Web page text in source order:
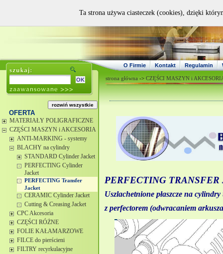
O Firmie Kontakt Regulamin
OFERTA
MATERIAŁY POLIGRAFICZNE
CZĘŚCI MASZYN i AKCESORIA
ANTI-MARKING - systemy
BLACHY na cylindry
STANDARD Cylinder Jacket
PERFECTING Cylinder
Jacket
PERFECTING Transfer
Jacket
CERAMIC Cylinder Jacket
Cutting & Creasing Jacket
CPC Akcesoria
CZĘŚCI RÓŻNE
FOLIE KAŁAMARZOWE
FILCE do pierścieni
FILTRY recyrkulacyjne
strona główna -> CZĘŚCI MASZYN i
PERFECTING TRANSFER
Uszlachetnione płaszcze na
z perfectorem (odwracaniem
Ta strona używa ciasteczek (cookies), dzięki